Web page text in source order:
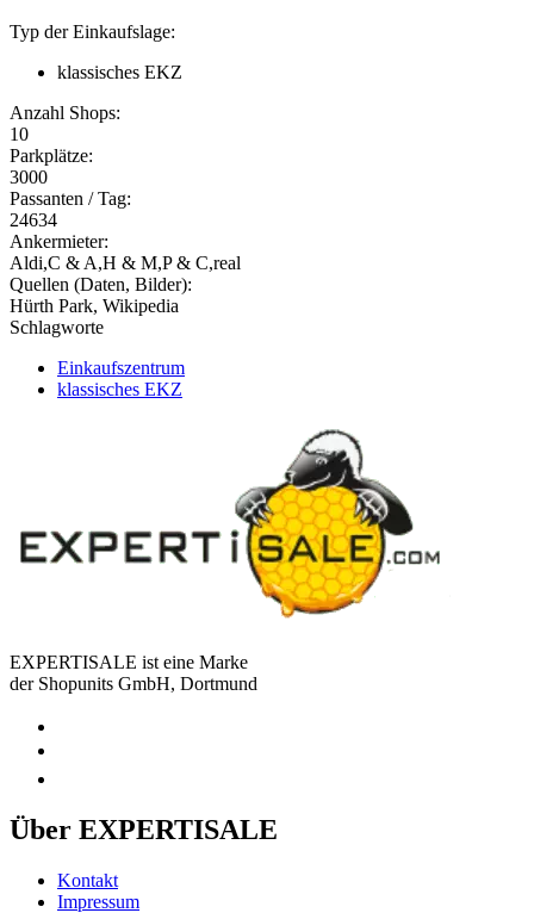
Typ der Einkaufslage:
klassisches EKZ
Anzahl Shops:
10
Parkplätze:
3000
Passanten / Tag:
24634
Ankermieter:
Aldi,C & A,H & M,P & C,real
Quellen (Daten, Bilder):
Hürth Park, Wikipedia
Schlagworte
Einkaufszentrum
klassisches EKZ
EXPERTISALE ist eine Marke
der Shopunits GmbH, Dortmund
Über EXPERTISALE
Kontakt
Impressum